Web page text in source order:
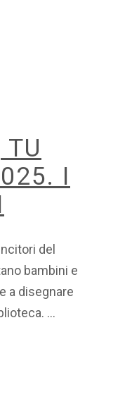
TU
I
del
bambini e
a disegnare